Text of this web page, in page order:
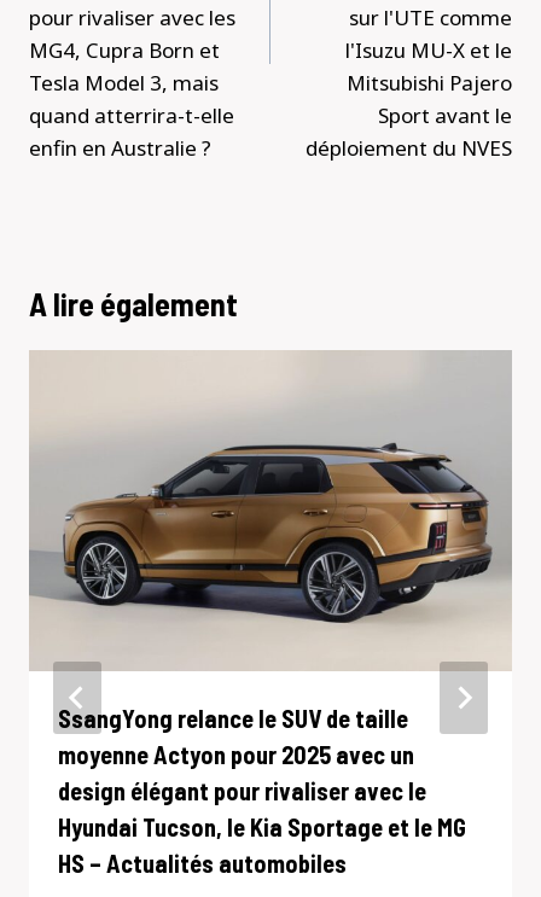
pour rivaliser avec les
MG4, Cupra Born et
Tesla Model 3, mais
quand atterrira-t-elle
enfin en Australie ?
sur l'UTE comme
l'Isuzu MU-X et le
Mitsubishi Pajero
Sport avant le
déploiement du NVES
A lire également
SsangYong relance le SUV de taille
moyenne Actyon pour 2025 avec un
design élégant pour rivaliser avec le
Hyundai Tucson, le Kia Sportage et le MG
HS – Actualités automobiles